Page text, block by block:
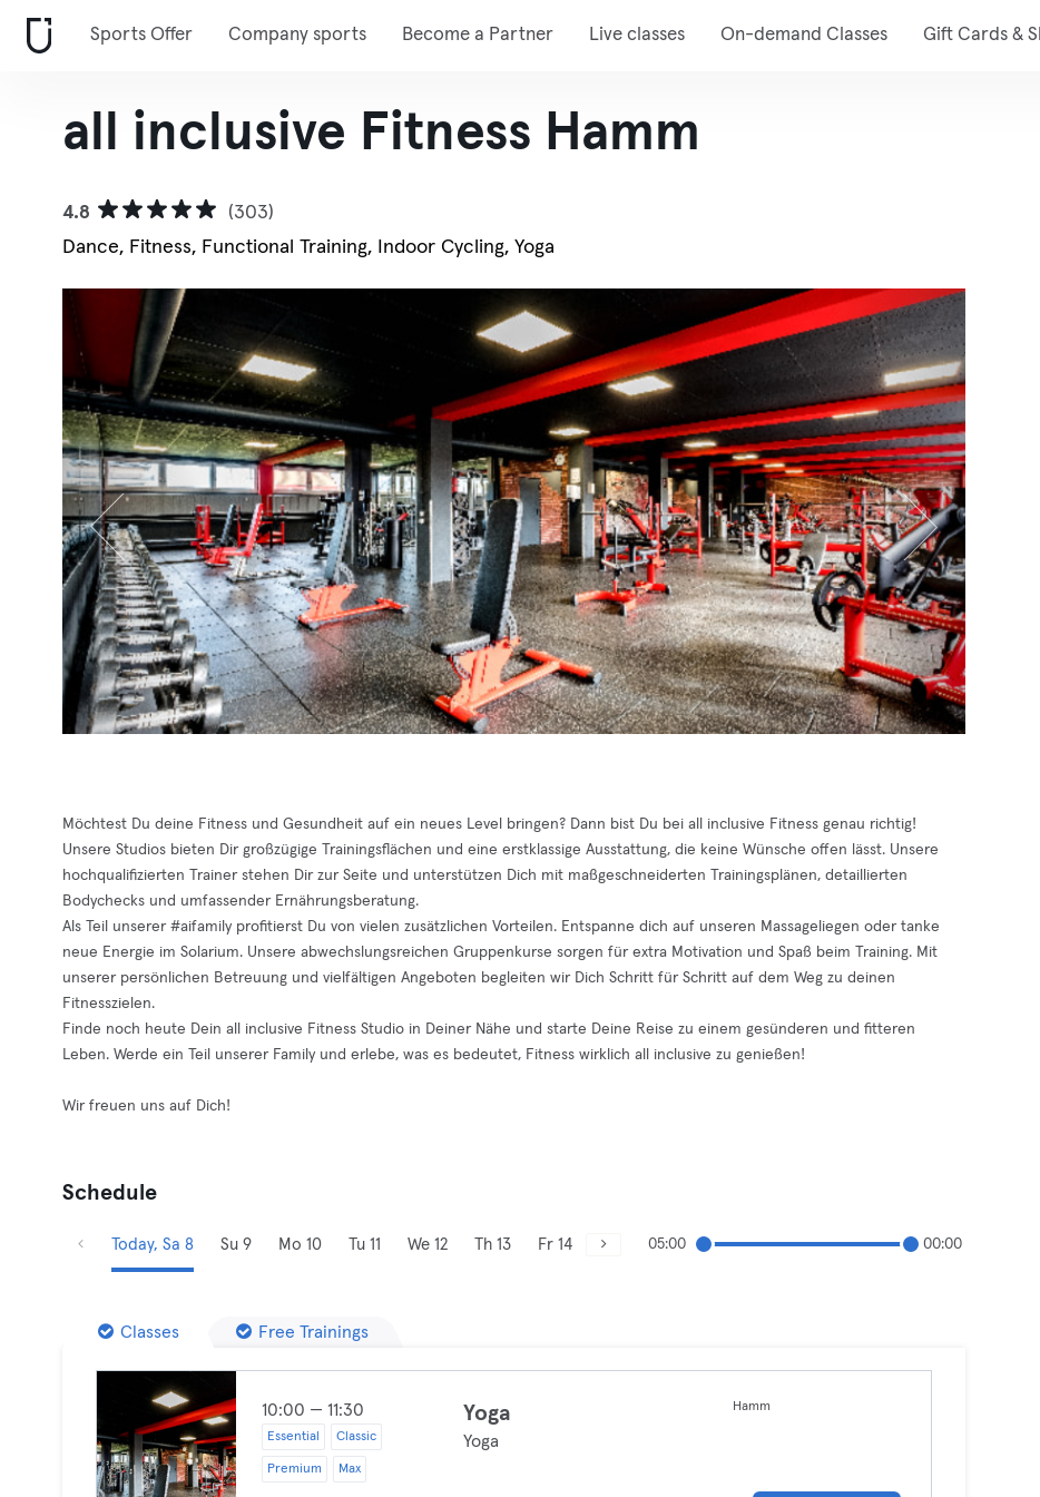
Sports Offer Company sports Become a Partner Live classes On-demand Classes Gift Cards &
all inclusive Fitness Hamm
4.8
(303)
Dance, Fitness, Functional Training, Indoor Cycling, Yoga
Möchtest Du deine Fitness und Gesundheit auf ein neues Level bringen? Dann bist Du bei all inclusive Fitness genau richtig!
Unsere Studios bieten Dir großzügige Trainingsflächen und eine erstklassige Ausstattung, die keine Wünsche offen lässt. Unsere
hochqualifizierten Trainer stehen Dir zur Seite und unterstützen Dich mit maßgeschneiderten Trainingsplänen, detaillierten
Bodychecks und umfassender Ernährungsberatung.
Als Teil unserer #aifamily profitierst Du von vielen zusätzlichen Vorteilen. Entspanne dich auf unseren Massageliegen oder tanke
neue Energie im Solarium. Unsere abwechslungsreichen Gruppenkurse sorgen für extra Motivation und Spaß beim Training. Mit
unserer persönlichen Betreuung und vielfältigen Angeboten begleiten wir Dich Schritt für Schritt auf dem Weg zu deinen
Fitnesszielen.
Finde noch heute Dein all inclusive Fitness Studio in Deiner Nähe und starte Deine Reise zu einem gesünderen und fitteren
Leben. Werde ein Teil unserer Family und erlebe, was es bedeutet, Fitness wirklich all inclusive zu genießen!
Wir freuen uns auf Dich!
Schedule
Today, Sa 8 Su 9 Mo 10 Tu 11 We 12 Th 13 Fr 14 05:00 00:00
Classes Free Trainings
10:00 — 11:30
Essential Classic
Premium Max
Yoga
Yoga
Hamm